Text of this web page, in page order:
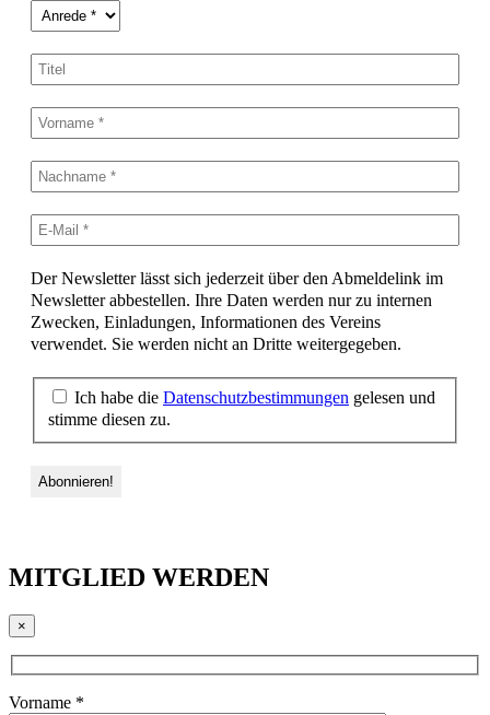
Der Newsletter lässt sich jederzeit über den Abmeldelink im
Newsletter abbestellen. Ihre Daten werden nur zu internen
Zwecken, Einladungen, Informationen des Vereins
verwendet. Sie werden nicht an Dritte weitergegeben.
Ich habe die Datenschutzbestimmungen gelesen und
stimme diesen zu.
MITGLIED WERDEN
×
Vorname *